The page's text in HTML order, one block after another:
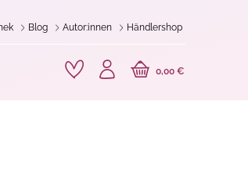
Blog Autor:innen Händlershop
0,00 €